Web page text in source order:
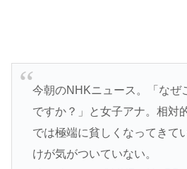
今朝のNHKニュース。「なぜ
ですか？」と女子アナ。相対
では極端に貧しくなってきて
けが気がついていない。